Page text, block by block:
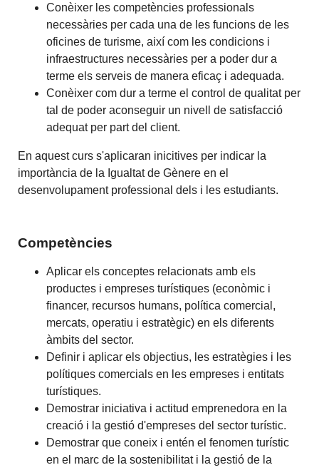
Conèixer les competències professionals
necessàries per cada una de les funcions de les
oficines de turisme, així com les condicions i
infraestructures necessàries per a poder dur a
terme els serveis de manera eficaç i adequada.
Conèixer com dur a terme el control de qualitat per
tal de poder aconseguir un nivell de satisfacció
adequat per part del client.
En aquest curs s'aplicaran inicitives per indicar la
importància de la Igualtat de Gènere en el
desenvolupament professional dels i les estudiants.
Competències
Aplicar els conceptes relacionats amb els
productes i empreses turístiques (econòmic i
financer, recursos humans, política comercial,
mercats, operatiu i estratègic) en els diferents
àmbits del sector.
Definir i aplicar els objectius, les estratègies i les
polítiques comercials en les empreses i entitats
turístiques.
Demostrar iniciativa i actitud emprenedora en la
creació i la gestió d'empreses del sector turístic.
Demostrar que coneix i entén el fenomen turístic
en el marc de la sostenibilitat i la gestió de la